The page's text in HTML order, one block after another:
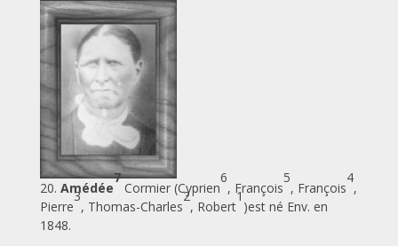
20. Amédée
7
Cormier (Cyprien
6
, François
5
, François
4
,
Pierre
3
, Thomas-Charles
2
, Robert
1
)est né Env. en
1848.